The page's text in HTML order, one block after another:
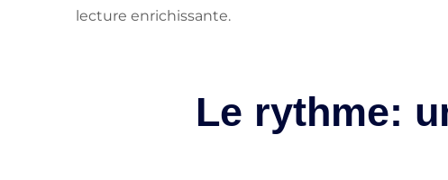
lecture enrichissante.
Le rythme: